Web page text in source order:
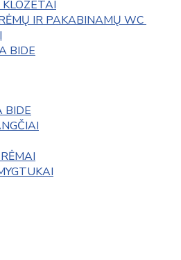
IR PAKABINAMŲ WC
BIDE
BIDE